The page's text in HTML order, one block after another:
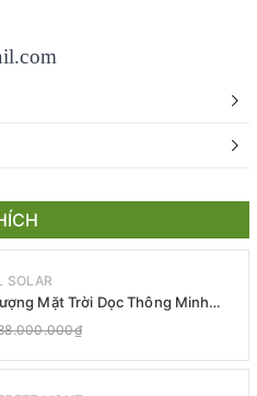
SOLAR
Mặt Trời Dọc Thông Minh
ZALAA Jsc